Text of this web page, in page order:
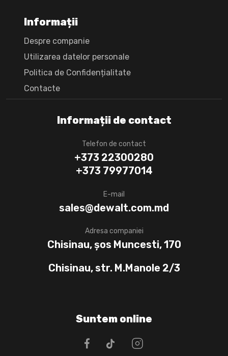
Informații de contact
Telefon de contact
+373 22300280
+373 79977014
E-mail
sales@dewalt.com.md
Adresa companiei
Chisinau, șos Muncesti, 170
Chisinau, str. M.Manole 2/3
Informații
Despre companie
Utilizarea datelor personale
Politica de Confidențialitate
Сontacte
Suntem online